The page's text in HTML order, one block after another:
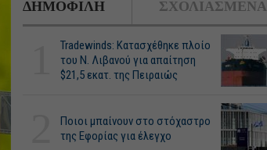
ΔΗΜΟΦΙΛΗ ΣΧΟΛΙΑΣΜΕΝΑ
Tradewinds: Κατασχέθηκε πλοίο
του Ν. Λιβανού για απαίτηση
$21,5 εκατ. της Πειραιώς
Ποιοι μπαίνουν στο στόχαστρο
της Εφορίας για έλεγχο